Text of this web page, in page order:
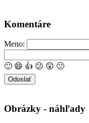
Komentáre
Meno:
🙂 😄 👍 😕 😲 🙁
Obrázky - náhľady